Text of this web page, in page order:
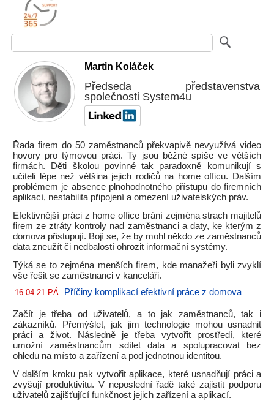
Martin Koláček
Předseda představenstva
společnosti System4u
Řada firem do 50 zaměstnanců překvapivě nevyužívá video
hovory pro týmovou práci. Ty jsou běžné spíše ve větších
firmách. Děti školou povinné tak paradoxně komunikují s
učiteli lépe než většina jejich rodičů na home officu. Dalším
problémem je absence plnohodnotného přístupu do firemních
aplikací, nestabilita připojení a omezení uživatelských práv.
Efektivnější práci z home office brání zejména strach majitelů
firem ze ztráty kontroly nad zaměstnanci a daty, ke kterým z
domova přistupují. Bojí se, že by mohl někdo ze zaměstnanců
data zneužít či nedbalostí ohrozit informační systémy.
Týká se to zejména menších firem, kde manažeři byli zvyklí
vše řešit se zaměstnanci v kanceláři.
16.04.21-PÁ Příčiny komplikací efektivní práce z domova
Začít je třeba od uživatelů, a to jak zaměstnanců, tak i
zákazníků. Přemýšlet, jak jim technologie mohou usnadnit
práci a život. Následně je třeba vytvořit prostředí, které
umožní zaměstnancům sdílet data a spolupracovat bez
ohledu na místo a zařízení a pod jednotnou identitou.
V dalším kroku pak vytvořit aplikace, které usnadňují práci a
zvyšují produktivitu. V neposlední řadě také zajistit podporu
uživatelů zajišťující funkčnost jejich zařízení a aplikací.